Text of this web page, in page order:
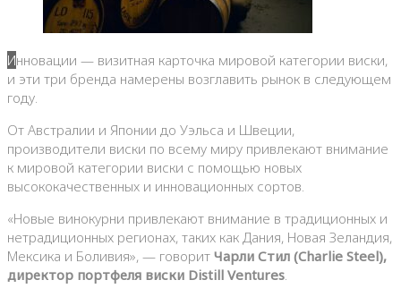
Инновации — визитная карточка мировой категории виски,
и эти три бренда намерены возглавить рынок в следующем
году.
От Австралии и Японии до Уэльса и Швеции,
производители виски по всему миру привлекают внимание
к мировой категории виски с помощью новых
высококачественных и инновационных сортов.
«Новые винокурни привлекают внимание в традиционных и
нетрадиционных регионах, таких как Дания, Новая Зеландия,
Мексика и Боливия», — говорит Чарли Стил (Charlie Steel),
директор портфеля виски Distill Ventures.